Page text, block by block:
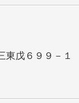
東戊６９９－１